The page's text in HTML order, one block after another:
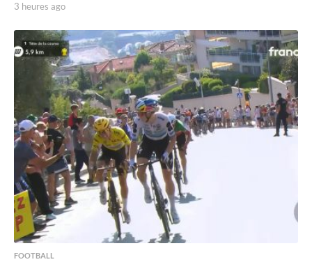
3 heures ago
e
u
r
e
s
a
g
o
FOOTBALL